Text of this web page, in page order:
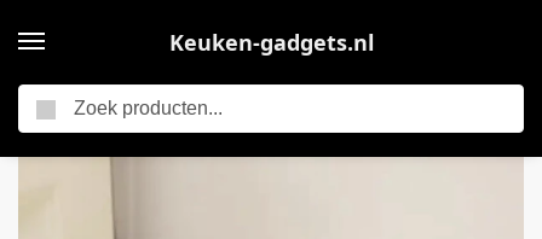
Keuken-gadgets.nl
KimDo – Multifunctioneel messen blok – Wit – Messenhouder – Messenblok zonder messen – Universeel – Keuken accessoires organizer